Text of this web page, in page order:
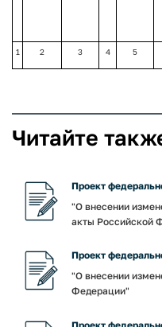
1 2 3 4 5
Читайте
Проект
"О внесении
акты Российской
Проект
"О внесении
Федерации"
Проект